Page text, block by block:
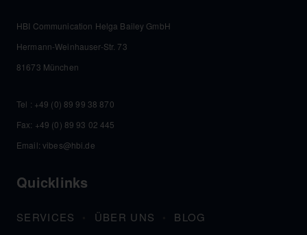
HBI Communication Helga Bailey GmbH
Hermann-Weinhauser-Str. 73
81673 München
Tel : +49 (0) 89 99 38 870
Fax: +49 (0) 89 93 02 445
Email: vibes@hbi.de
Quicklinks
SERVICES ÜBER UNS BLOG